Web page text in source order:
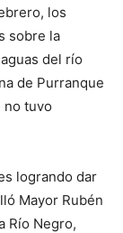
los
sobre la
del río
de Purranque
no tuvo
logrando dar
Mayor Rubén
Río Negro,